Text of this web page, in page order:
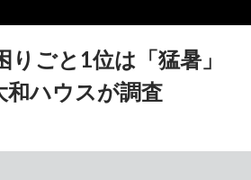
りごと1位は「猛暑」
ハウスが調査